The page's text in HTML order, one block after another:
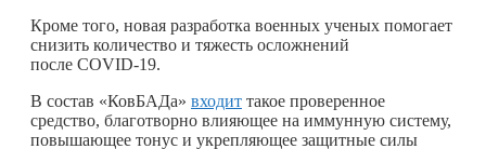
Кроме того, новая разработка военных ученых помогает
снизить количество и тяжесть осложнений
после COVID-19.
В состав «КовБАДа» входит такое проверенное
средство, благотворно влияющее на иммунную систему,
повышающее тонус и укрепляющее защитные силы